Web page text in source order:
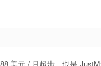
美元 / 月起步，也是